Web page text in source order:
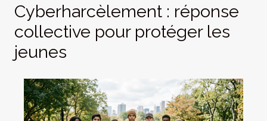
Cyberharcèlement : réponse
collective pour protéger les
jeunes